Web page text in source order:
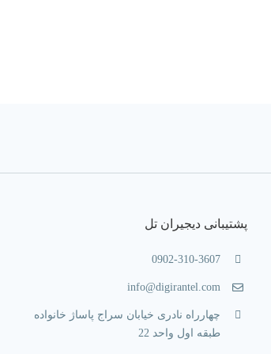
پشتیبانی دیجیران تل
0902-310-3607
info@digirantel.com
چهارراه نادری خیابان سراج پاساژ خانواده
طبقه اول واحد 22